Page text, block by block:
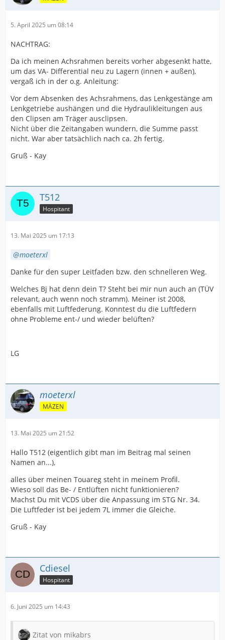
5. April 2025 um 08:14
NACHTRAG:
Da ich meinen Achsrahmen bereits vorher abgesenkt hatte,
um das VA- Differential neu zu Lagern (innen + außen),
vergaß ich in der o.g. Anleitung:
Vor dem Absenken des Achsrahmens, das Lenkgestänge am
Lenkgetriebe aushängen und die Hydraulikleitungen aus
den Clipsen am Träger ausclipsen.
Nicht über die Zeitangaben wundern, die Summe passt
nicht. War aber tatsächlich nach ca. 2h fertig.
Gruß - Kay
T512
Hospitant
13. Mai 2025 um 17:13
moeterxl
Danke für den super Leitfaden bzw. den schnelleren Weg.
Welches Bj hat denn dein T? Steht bei mir nun auch an (TÜV
relevant, auch wenn noch stramm). Meiner ist 2008,
ebenfalls mit Luftfederung. Konntest du die Luftfedern
ohne Probleme ent-/ und wieder belüften?
LG
moeterxl
MÄZEN
13. Mai 2025 um 21:52
Hallo T512 (eigentlich gibt man im Beitrag mal seinen
Namen an...),
alles über meinen Touareg steht in meinem Profil.
Wieso soll das Be- / Entlüften nicht funktionieren?
Machst Du mit VCDS über die Anpassung im STG Nr. 34.
Die Luftfeder ist bei jedem 7L immer die Gleiche.
Gruß - Kay
Cdiesel
Hospitant
6. Juni 2025 um 14:43
Zitat von mikabrs